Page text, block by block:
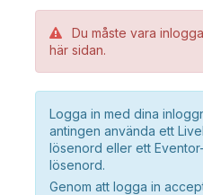
Du måste vara
här sidan.
Logga in med dina
antingen använda ett
lösenord eller ett
lösenord.
Genom att logga in